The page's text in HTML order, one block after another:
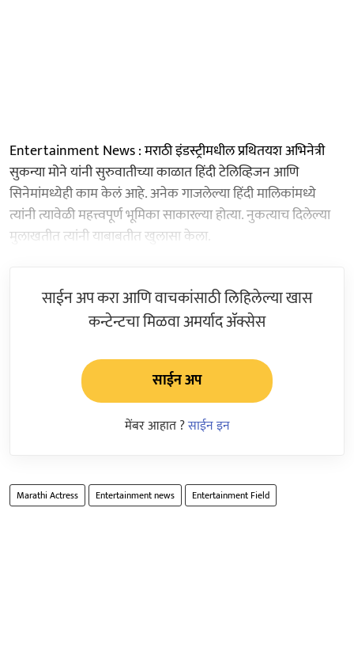
Entertainment News : मराठी इंडस्ट्रीमधील प्रथितयश अभिनेत्री
सुकन्या मोने यांनी सुरुवातीच्या काळात हिंदी टेलिव्हिजन आणि
सिनेमांमध्येही काम केलं आहे. अनेक गाजलेल्या हिंदी मालिकांमध्ये
त्यांनी त्यावेळी महत्त्वपूर्ण भूमिका साकारल्या होत्या. नुकत्याच दिलेल्या
मुलाखतीत त्यांनी याबाबतीत खुलासा केला.
साईन अप करा आणि वाचकांसाठी लिहिलेल्या खास
कन्टेन्टचा मिळवा अमर्याद ॲक्सेस
साईन अप
मेंबर आहात ?साईन इन
Marathi Actress Entertainment news Entertainment Field